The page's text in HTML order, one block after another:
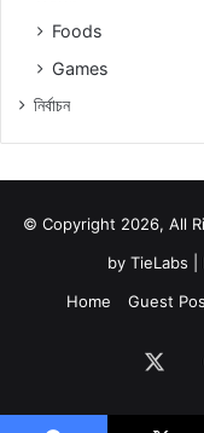
Foods
Games
নিৰ্বাচন
© Copyright 2026, All
by TieLabs
Home
Guest